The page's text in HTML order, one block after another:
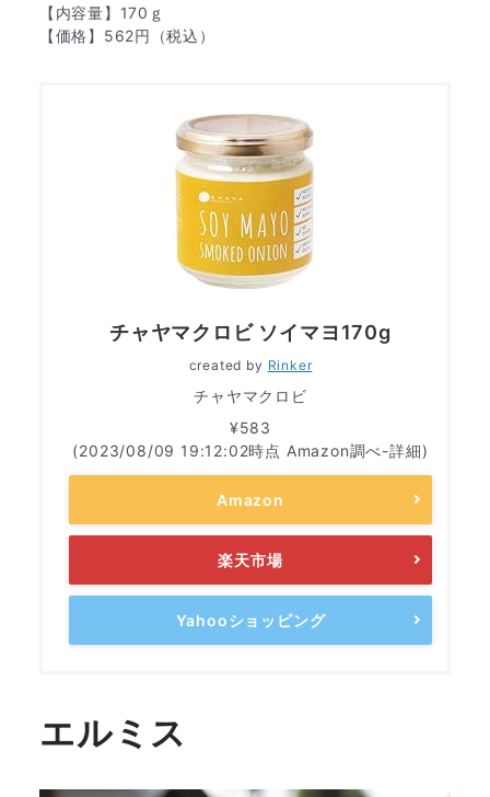
【内容量】170ｇ
【価格】562円（税込）
チャヤマクロビ ソイマヨ170g
created by Rinker
チャヤマクロビ
¥583
(2023/08/09 19:12:02時点 Amazon調べ-詳細)
Amazon
楽天市場
Yahooショッピング
エルミス